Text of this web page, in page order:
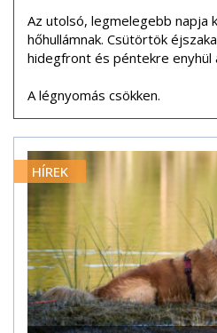
Az utolsó, legmelegebb napja
hőhullámnak. Csütörtök
hidegfront és péntekre enyhül
A légnyomás csökken.
HÍREK